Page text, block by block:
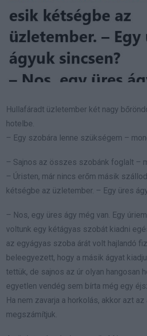
Hullafáradt üzletember két nagy
hotelbe.
– Egy szobára lenne szükségem –
– Sajnos az összes szobánk foglalt –
– Úristen, már nincs erőm másik
kétségbe az üzletember. – Egy üres
– Nos, egy üres ágy még van. Egy
voltunk egy kétágyas szobát kiadni
az egyágyas szoba árát volt hajlandó
beleegyezett, hogy a másik ágyat
tettük, de sajnos az úr olyan hangosan
egyetlen vendég sem bírta még egy
Ha nem zavarja a horkolás, akkor azt
megszámítjuk.